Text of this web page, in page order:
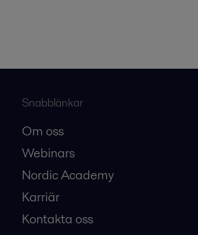
Snabblänkar
Om oss
Webinars
Nordic Academy
Karriär
Kontakta oss